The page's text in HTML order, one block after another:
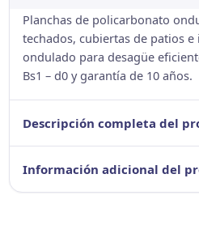
Planchas de policarbonato
techados, cubiertas de patios
ondulado para desagüe
Bs1 – d0 y garantía de 10 años.
Descripción completa del
Información adicional del